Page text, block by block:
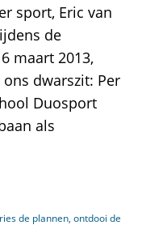
sport, Eric van
de
maart 2013,
dwarszit: Per
Duosport
als
de plannen, ontdooi de